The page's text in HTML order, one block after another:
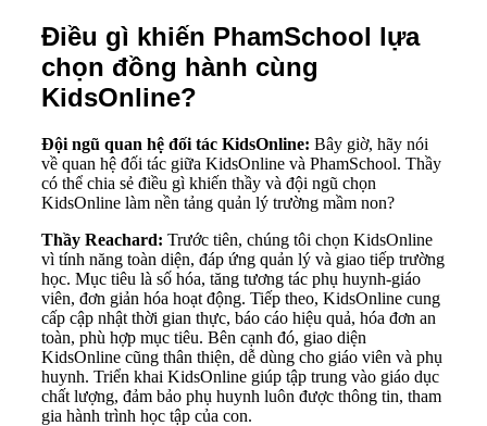
Điều gì khiến PhamSchool lựa
chọn đồng hành cùng
KidsOnline?
Đội ngũ quan hệ đối tác KidsOnline: Bây giờ, hãy nói
về quan hệ đối tác giữa KidsOnline và PhamSchool. Thầy
có thể chia sẻ điều gì khiến thầy và đội ngũ chọn
KidsOnline làm nền tảng quản lý trường mầm non?
Thầy Reachard: Trước tiên, chúng tôi chọn KidsOnline
vì tính năng toàn diện, đáp ứng quản lý và giao tiếp trường
học. Mục tiêu là số hóa, tăng tương tác phụ huynh-giáo
viên, đơn giản hóa hoạt động. Tiếp theo, KidsOnline cung
cấp cập nhật thời gian thực, báo cáo hiệu quả, hóa đơn an
toàn, phù hợp mục tiêu. Bên cạnh đó, giao diện
KidsOnline cũng thân thiện, dễ dùng cho giáo viên và phụ
huynh. Triển khai KidsOnline giúp tập trung vào giáo dục
chất lượng, đảm bảo phụ huynh luôn được thông tin, tham
gia hành trình học tập của con.